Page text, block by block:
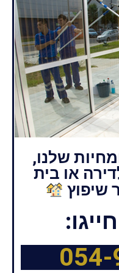
שלנו,
או בית
שיפוץ
054-